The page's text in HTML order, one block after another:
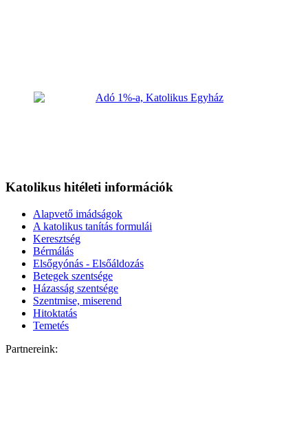
Katolikus hitéleti információk
Alapvető imádságok
A katolikus tanítás formulái
Keresztség
Bérmálás
Elsőgyónás - Elsőáldozás
Betegek szentsége
Házasság szentsége
Szentmise, miserend
Hitoktatás
Temetés
Partnereink: